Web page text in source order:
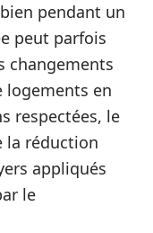
pendant un
peut parfois
changements
logements en
respectées, le
la réduction
appliqués
le